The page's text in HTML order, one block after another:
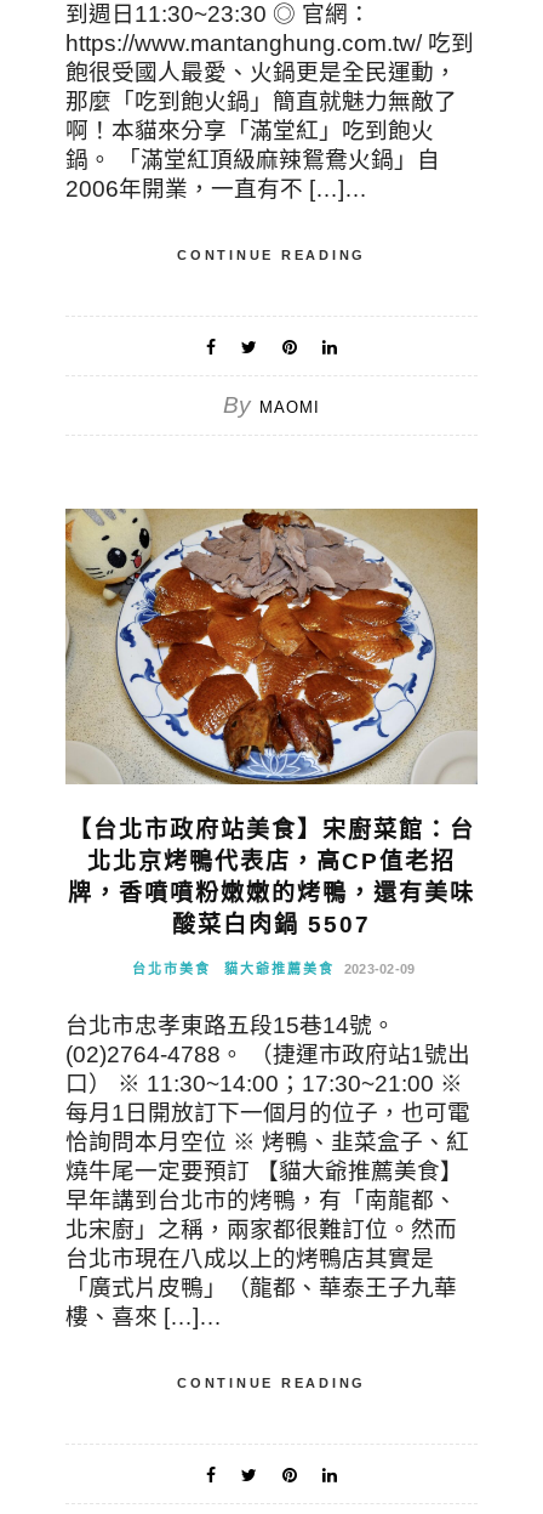
到週日11:30~23:30 ◎ 官網：
https://www.mantanghung.com.tw/ 吃到
飽很受國人最愛、火鍋更是全民運動，
那麼「吃到飽火鍋」簡直就魅力無敵了
啊！本貓來分享「滿堂紅」吃到飽火
鍋。 「滿堂紅頂級麻辣鴛鴦火鍋」自
2006年開業，一直有不 […]…
CONTINUE READING
By MAOMI
【台北市政府站美食】宋廚菜館：台
北北京烤鴨代表店，高CP值老招
牌，香噴噴粉嫩嫩的烤鴨，還有美味
酸菜白肉鍋 5507
台北市美食 貓大爺推薦美食 2023-02-09
台北市忠孝東路五段15巷14號。
(02)2764-4788。 （捷運市政府站1號出
口） ※ 11:30~14:00；17:30~21:00 ※
每月1日開放訂下一個月的位子，也可電
恰詢問本月空位 ※ 烤鴨、韭菜盒子、紅
燒牛尾一定要預訂 【貓大爺推薦美食】
早年講到台北市的烤鴨，有「南龍都、
北宋廚」之稱，兩家都很難訂位。然而
台北市現在八成以上的烤鴨店其實是
「廣式片皮鴨」（龍都、華泰王子九華
樓、喜來 […]…
CONTINUE READING